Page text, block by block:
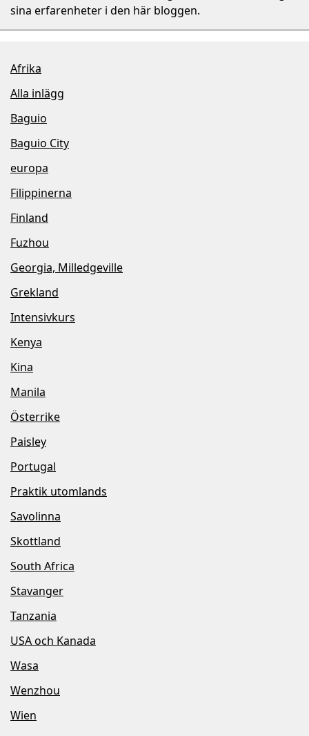
sina erfarenheter i den här bloggen.
Afrika
Alla inlägg
Baguio
Baguio City
europa
Filippinerna
Finland
Fuzhou
Georgia, Milledgeville
Grekland
Intensivkurs
Kenya
Kina
Manila
Österrike
Paisley
Portugal
Praktik utomlands
Savolinna
Skottland
South Africa
Stavanger
Tanzania
USA och Kanada
Wasa
Wenzhou
Wien